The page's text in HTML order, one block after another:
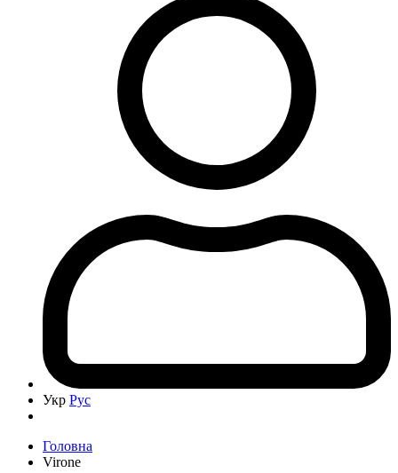
Укр Рус
Головна
Virone